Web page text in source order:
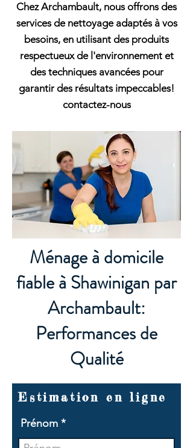
Chez Archambault, nous offrons des
services de nettoyage adaptés à vos
besoins, en utilisant des produits
respectueux de l'environnement et
des techniques avancées pour
garantir des résultats impeccables!
contactez-nous
Ménage à domicile
fiable à Shawinigan par
Archambault:
Performances de
Qualité
Estimation en ligne
Prénom